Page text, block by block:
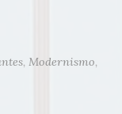
, Modernismo,